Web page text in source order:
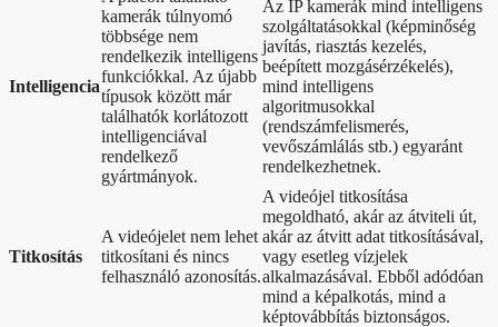
Intelligencia
kamerák túlnyomó
többsége nem
rendelkezik intelligens
funkciókkal. Az újabb
típusok között már
találhatók korlátozott
intelligenciával
rendelkező
gyártmányok.
Az IP kamerák mind intelligens
szolgáltatásokkal (képminőség
javítás, riasztás kezelés,
beépített mozgásérzékelés),
mind intelligens
algoritmusokkal
(rendszámfelismerés,
vevőszámlálás stb.) egyaránt
rendelkezhetnek.
Titkosítás
A videójelet nem lehet
titkosítani és nincs
felhasználó azonosítás.
A videójel titkosítása
megoldható, akár az átviteli út,
akár az átvitt adat titkosításával,
vagy esetleg vízjelek
alkalmazásával. Ebből adódóan
mind a képalkotás, mind a
képtovábbítás biztonságos.